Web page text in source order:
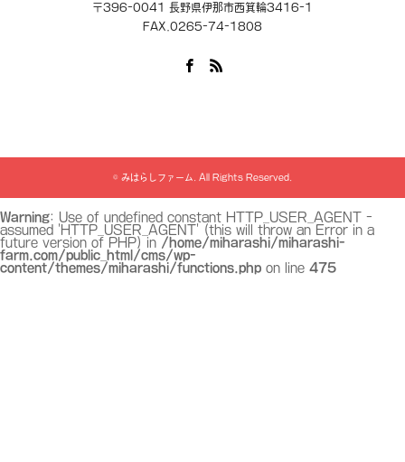
〒396-0041 長野県伊那市西箕輪3416-1
FAX.0265-74-1808
© みはらしファーム . All Rights Reserved.
Warning: Use of undefined constant HTTP_USER_AGENT -
assumed 'HTTP_USER_AGENT' (this will throw an Error in a
future version of PHP) in /home/miharashi/miharashi-
farm.com/public_html/cms/wp-
content/themes/miharashi/functions.php on line 475